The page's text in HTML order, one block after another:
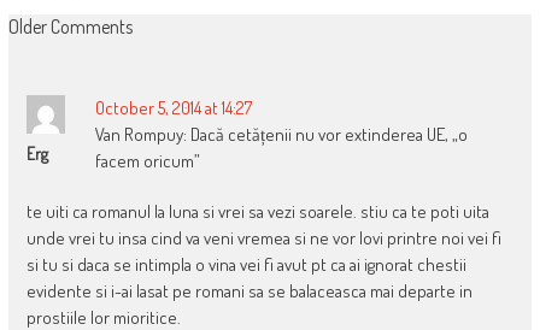
COMMENT
Older Comments
Erg
October 5, 2014 at 14:27
Van Rompuy: Dacă cetățenii nu vor extinderea UE, „o
facem oricum”
te uiti ca romanul la luna si vrei sa vezi soarele. stiu ca te poti uita
unde vrei tu insa cind va veni vremea si ne vor lovi printre noi vei fi
si tu si daca se intimpla o vina vei fi avut pt ca ai ignorat chestii
evidente si i-ai lasat pe romani sa se balaceasca mai departe in
prostiile lor mioritice.